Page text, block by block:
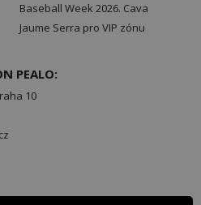
Baseball Week 2026. Cava
Jaume Serra pro VIP zónu
PEALO:
10